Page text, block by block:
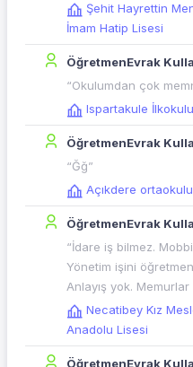
Şehit Hayrettin
İmam Hatip Lisesi
ÖğretmenEvrak
“Okulumdan çok
Ispartakule İlkokulu
ÖğretmenEvrak
“Ğğ”
Açıkdere ortaokulu
ÖğretmenEvrak
“İdare iş bilmez.
Yönetim işini
Anlayış yok. Memurlar
Necatibey Kız
Anadolu Lisesi
ÖğretmenEvrak